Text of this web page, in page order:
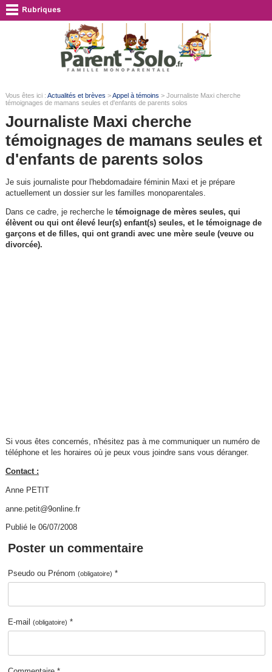
Vous êtes ici : Actualités et brèves >Appel à témoins > Journaliste Maxi cherche
témoignages de mamans seules et d'enfants de parents solos
Journaliste Maxi cherche
témoignages de mamans seules et
d'enfants de parents solos
Je suis journaliste pour l'hebdomadaire féminin Maxi et je prépare
actuellement un dossier sur les familles monoparentales.
Dans ce cadre, je recherche le témoignage de mères seules, qui
élèvent ou qui ont élevé leur(s) enfant(s) seules, et le témoignage de
garçons et de filles, qui ont grandi avec une mère seule (veuve ou
divorcée).
Si vous êtes concernés, n'hésitez pas à me communiquer un numéro de
téléphone et les horaires où je peux vous joindre sans vous déranger.
Contact :
Anne PETIT
anne.petit@9online.fr
Publié le 06/07/2008
Poster un commentaire
Pseudo ou Prénom(obligatoire) *
E-mail(obligatoire) *